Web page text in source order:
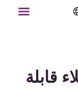
قابلة